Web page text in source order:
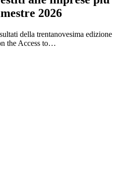
2026
della trentanovesima edizione
the Access to…